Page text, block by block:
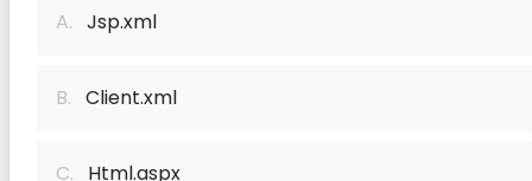
A. Jsp.xml
B. Client.xml
C. Html.aspx